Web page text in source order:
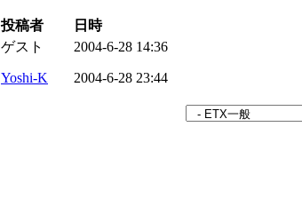
投稿者
日時
ゲスト
2004-6-28 14:36
Yoshi-K 2004-6-28 23:44